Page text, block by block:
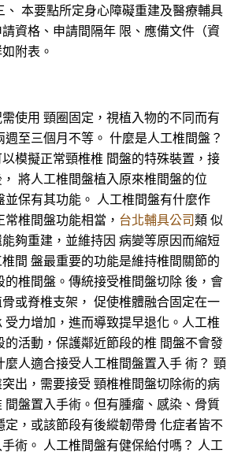
、 本要點所定身心障礙重建及醫療輔具
資格、申請間隔年 限、應備文件（資
附表。
使用 頸圈固定，視植入物的不同而有
至三個月不等。 什麼是人工椎間盤？
模擬正常頸椎椎 間盤的特殊裝置，接
將人工椎間盤植入原來椎間盤的位
並保有其功能。 人工椎間盤有什麼作
椎間盤功能相當， 台北輔具公司類 似
夠重建，並維持因 病變等原因而縮短
間 盤最重要的功能是維持椎間關節的
的椎間盤。傳統接受椎間盤切除 後，會
或脊椎支架， 促使椎體融合固定在一
受力增加，進而導致提早退化。人工椎
的活動，保護鄰近節段的椎 間盤不會發
麼人適合接受人工椎間盤置入手 術？ 頸
出，需要接受 頸椎椎間盤切除術的病
間盤置入手術。但有腫瘤、感染、骨質
定，或該節段有後縱韌帶骨 化症者皆不
術。 人工椎間盤有健保給付嗎？ 人工